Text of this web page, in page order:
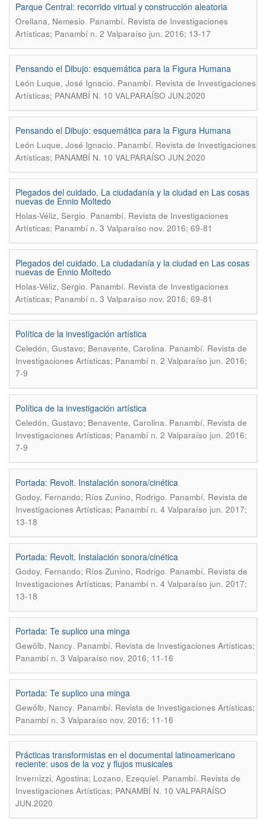
Parque Central: recorrido virtual y construcción aleatoria
Orellana, Nemesio. Panambí. Revista de Investigaciones
Artísticas; Panambí n. 2 Valparaíso jun. 2016; 13-17
Pensando el Dibujo: esquemática para la Figura Humana
León Luque, José Ignacio. Panambí. Revista de Investigaciones
Artísticas; PANAMBÍ N. 10 VALPARAÍSO JUN.2020
Pensando el Dibujo: esquemática para la Figura Humana
León Luque, José Ignacio. Panambí. Revista de Investigaciones
Artísticas; PANAMBÍ N. 10 VALPARAÍSO JUN.2020
Plegados del cuidado. La ciudadanía y la ciudad en Las cosas
nuevas de Ennio Moltedo
Holas-Véliz, Sergio. Panambí. Revista de Investigaciones
Artísticas; Panambí n. 3 Valparaíso nov. 2016; 69-81
Plegados del cuidado. La ciudadanía y la ciudad en Las cosas
nuevas de Ennio Moltedo
Holas-Véliz, Sergio. Panambí. Revista de Investigaciones
Artísticas; Panambí n. 3 Valparaíso nov. 2016; 69-81
Política de la investigación artística
Celedón, Gustavo; Benavente, Carolina. Panambí. Revista de
Investigaciones Artísticas; Panambí n. 2 Valparaíso jun. 2016;
7-9
Política de la investigación artística
Celedón, Gustavo; Benavente, Carolina. Panambí. Revista de
Investigaciones Artísticas; Panambí n. 2 Valparaíso jun. 2016;
7-9
Portada: Revolt. Instalación sonora/cinética
Godoy, Fernando; Ríos Zunino, Rodrigo. Panambí. Revista de
Investigaciones Artísticas; Panambí n. 4 Valparaíso jun. 2017;
13-18
Portada: Revolt. Instalación sonora/cinética
Godoy, Fernando; Ríos Zunino, Rodrigo. Panambí. Revista de
Investigaciones Artísticas; Panambí n. 4 Valparaíso jun. 2017;
13-18
Portada: Te suplico una minga
Gewölb, Nancy. Panambí. Revista de Investigaciones Artísticas;
Panambí n. 3 Valparaíso nov. 2016; 11-16
Portada: Te suplico una minga
Gewölb, Nancy. Panambí. Revista de Investigaciones Artísticas;
Panambí n. 3 Valparaíso nov. 2016; 11-16
Prácticas transformistas en el documental latinoamericano
reciente: usos de la voz y flujos musicales
Invernizzi, Agostina; Lozano, Ezequiel. Panambí. Revista de
Investigaciones Artísticas; PANAMBÍ N. 10 VALPARAÍSO
JUN.2020